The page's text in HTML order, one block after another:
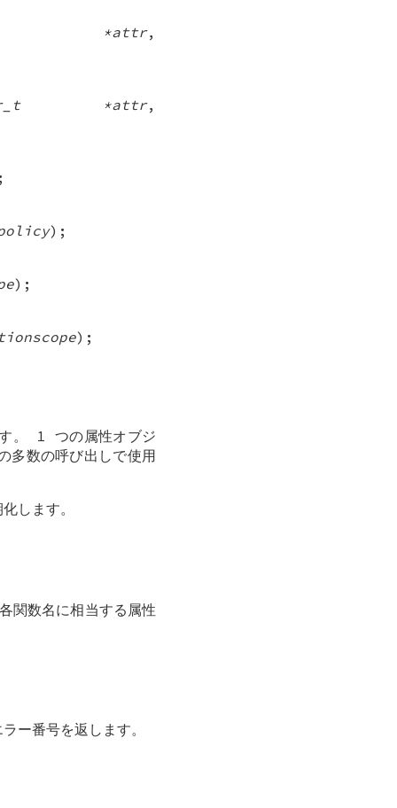
*attr,
*attr,
);
);
);
。 1 つの属性オブジ
数の呼び出しで使用
します。
関数名に相当する属性
ー番号を返します。